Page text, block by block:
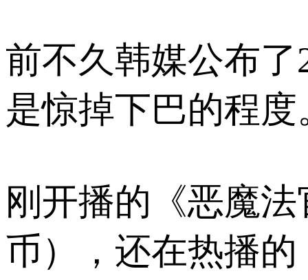
前不久韩媒公布
是惊掉下巴的程度
刚开播的《恶魔
币），还在热播